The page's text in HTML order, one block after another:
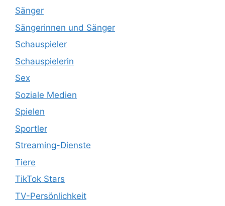
Sänger
Sängerinnen und Sänger
Schauspieler
Schauspielerin
Sex
Soziale Medien
Spielen
Sportler
Streaming-Dienste
Tiere
TikTok Stars
TV-Persönlichkeit